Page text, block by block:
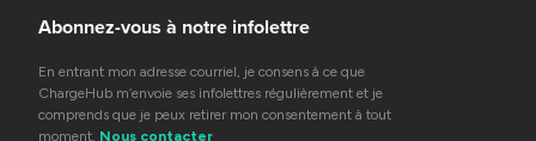
Abonnez-vous à notre infolettre
En entrant mon adresse courriel, je consens à ce que
ChargeHub m’envoie ses infolettres régulièrement et je
comprends que je peux retirer mon consentement à tout
moment. Nous contacter